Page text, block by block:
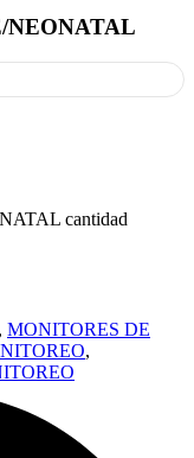
NEONATAL
cantidad
, MONITORES DE
,